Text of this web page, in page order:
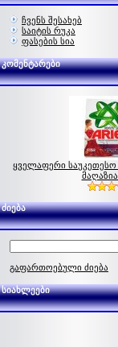
ჩვენს შესახებ
საიტის რუკა
ფასების სია
კომენტარები
ყველაფერი საუკეთესო
ძიება
გაფართოებული ძიება
სიახლეები